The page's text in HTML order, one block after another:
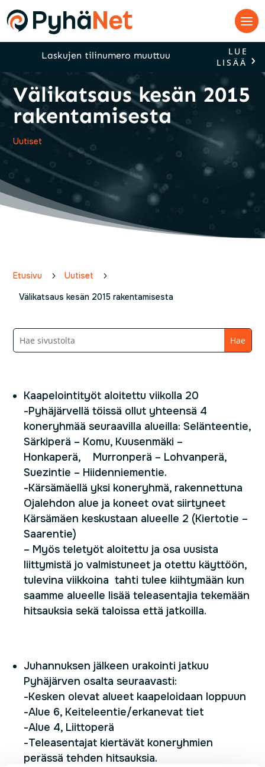
Laskujen tilinumero muuttuu
LUE
LISÄÄ
Välikatsaus kesän 2015
rakentamisesta
Uutiset
Etusivu 5 Uutiset
5
Välikatsaus kesän 2015 rakentamisesta
Kaapelointityöt aloitettu viikolla 20
-Pyhäjärvellä töissä ollut yhteensä 4
koneryhmää seuraavilla alueilla: Selänteentie,
Särkiperä – Komu, Kuusenmäki –
Honkaperä, Murronperä – Lohvanperä,
Suezintie – Hiidenniementie.
-Kärsämäellä yksi koneryhmä, rakennettuna
Ojalehdon alue ja koneet ovat siirtyneet
Kärsämäen keskustaan alueelle 2 (Kiertotie –
Saarentie)
– Myös teletyöt aloitettu ja osa uusista
liittymistä jo valmistuneet ja otettu käyttöön,
tulevina viikkoina tahti tulee kiihtymään kun
saamme alueelle lisää teleasentajia tekemään
hitsauksia sekä taloissa että jatkoilla.
Juhannuksen jälkeen urakointi jatkuu
Pyhäjärven osalta seuraavasti:
-Kesken olevat alueet kaapeloidaan loppuun
-Alue 6, Keiteleentie/erkanevat tiet
-Alue 4, Liittoperä
-Teleasentajat kiertävät koneryhmien
perässä tehden hitsauksia.